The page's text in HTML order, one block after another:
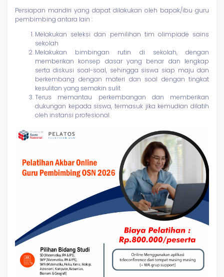
Persiapan mandiri yang dapat dilakukan oleh bapak/ibu guru
pembimbing antara lain :
Melakukan seleksi dan pemilihan tim olimpiade sains
sekolah
Melakukan bimbingan rutin di sekolah, dengan
memberikan konsep dasar yang benar dan lengkap
serta diskusi soal-soal, sehingga siswa siap maju dan
berkembang dengan materi dan soal dengan tingkat
kesulitan yang semakin sulit
Terus memantau perkembangan dan memberikan
dukungan kepada siswa, termasuk jika kemudian dilatih
oleh instansi profesional.